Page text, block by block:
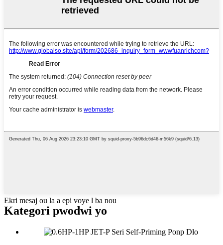
Ekri mesaj ou la a epi voye l ba nou
Kategori pwodwi yo